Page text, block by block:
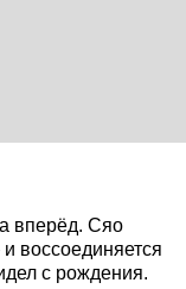
вперёд. Сяо
воссоединяется
с рождения.